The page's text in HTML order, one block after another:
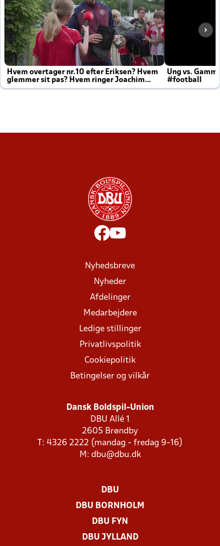
Hvem overtager nr.10 efter Eriksen? Hvem
glemmer sit pas? Hvem ringer Joachim
altid til efter kampe?
Ung vs.
#football
Nyhedsbreve
Nyheder
Afdelinger
Medarbejdere
Ledige stillinger
Privatlivspolitik
Cookiepolitik
Betingelser og vilkår
Dansk Boldspil-Union
DBU Allé 1
2605 Brøndby
T: 4326 2222 (mandag - fredag 9-16)
M: dbu@dbu.dk
DBU
DBU BORNHOLM
DBU FYN
DBU JYLLAND